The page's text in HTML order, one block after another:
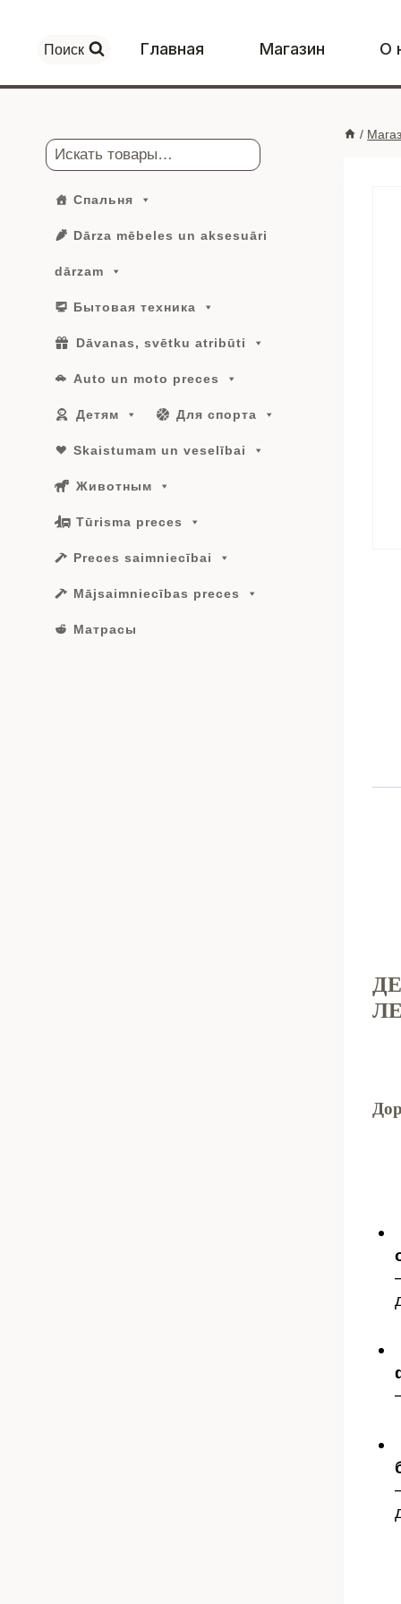
контенту
Поиск Главная Магазин О
/
Поиск
Спальня
Dārza mēbeles un aksesuāri
dārzam
Бытовая техника
Dāvanas, svētku atribūti
Auto un moto preces
Детям Для спорта
Skaistumam un veselībai
Животным
Tūrisma preces
Preces saimniecībai
Mājsaimniecības preces
Матрасы